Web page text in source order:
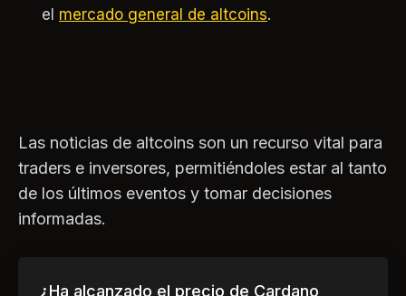
el mercado general de altcoins.
Las noticias de altcoins son un recurso vital para
traders e inversores, permitiéndoles estar al tanto
de los últimos eventos y tomar decisiones
informadas.
¿Ha alcanzado el precio de Cardano